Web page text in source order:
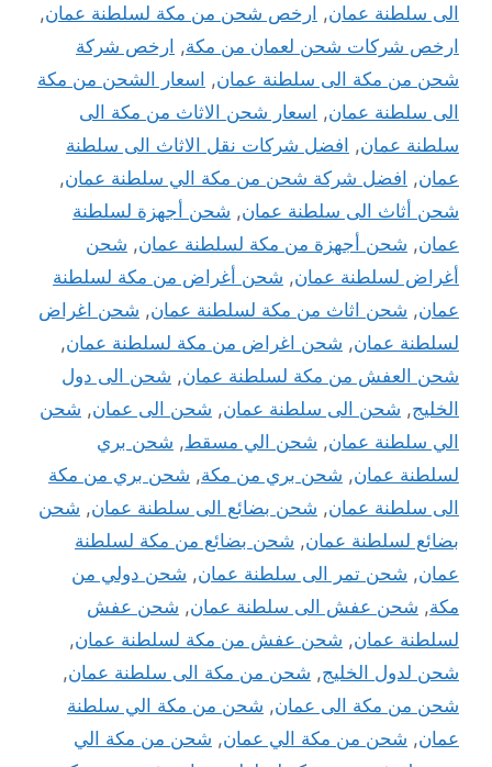
الى سلطنة عمان, ارخص شحن من مكة لسلطنة عمان,
ارخص شركات شحن لعمان من مكة, ارخص شركة
شحن من مكة الى سلطنة عمان, اسعار الشحن من مكة
الى سلطنة عمان, اسعار شحن الاثاث من مكة الى
سلطنة عمان, افضل شركات نقل الاثاث الى سلطنة
عمان, افضل شركة شحن من مكة الي سلطنة عمان,
شحن أثاث الى سلطنة عمان, شحن أجهزة لسلطنة
عمان, شحن أجهزة من مكة لسلطنة عمان, شحن
أغراض لسلطنة عمان, شحن أغراض من مكة لسلطنة
عمان, شحن اثاث من مكة لسلطنة عمان, شحن اغراض
لسلطنة عمان, شحن اغراض من مكة لسلطنة عمان,
شحن العفش من مكة لسلطنة عمان, شحن الى دول
الخليج, شحن الى سلطنة عمان, شحن الى عمان, شحن
الي سلطنة عمان, شحن الي مسقط, شحن بري
لسلطنة عمان, شحن بري من مكة, شحن بري من مكة
الى سلطنة عمان, شحن بضائع الى سلطنة عمان, شحن
بضائع لسلطنة عمان, شحن بضائع من مكة لسلطنة
عمان, شحن تمر الى سلطنة عمان, شحن دولي من
مكة, شحن عفش الى سلطنة عمان, شحن عفش
لسلطنة عمان, شحن عفش من مكة لسلطنة عمان,
شحن لدول الخليج, شحن من مكة الى سلطنة عمان,
شحن من مكة الى عمان, شحن من مكة الي سلطنة
عمان, شحن من مكة الي عمان, شحن من مكة الي